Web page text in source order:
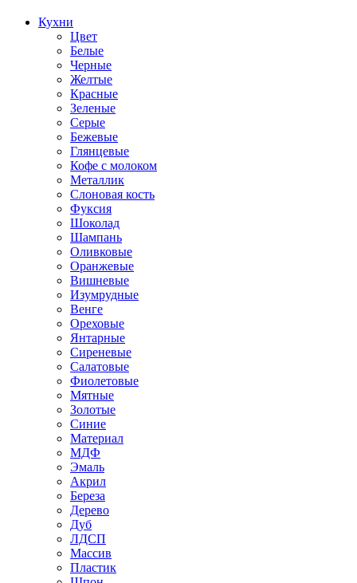
Кухни
Цвет
Белые
Черные
Желтые
Красные
Зеленые
Серые
Бежевые
Глянцевые
Кофе с молоком
Металлик
Слоновая кость
Фуксия
Шоколад
Шампань
Оливковые
Оранжевые
Вишневые
Изумрудные
Венге
Ореховые
Янтарные
Сиреневые
Салатовые
Фиолетовые
Мятные
Золотые
Синие
Материал
МДФ
Эмаль
Акрил
Береза
Дерево
Дуб
ЛДСП
Массив
Пластик